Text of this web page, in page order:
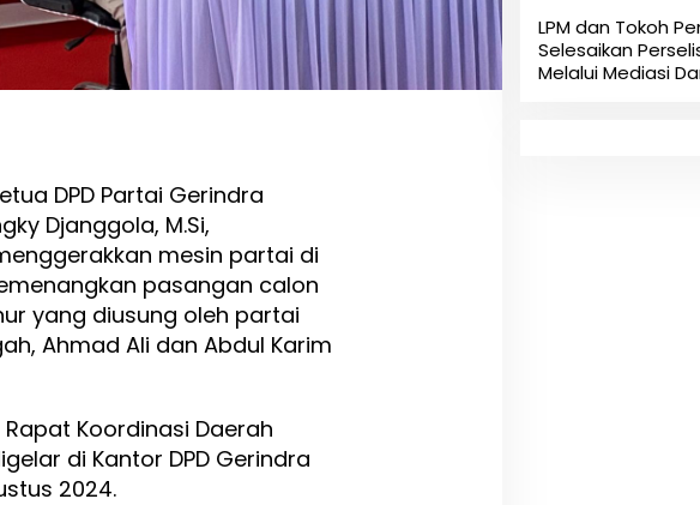
DPD Partai Gerindra
Djanggola, M.Si,
mesin partai di
pasangan calon
yang diusung oleh partai
Ahmad Ali dan Abdul Karim
Koordinasi Daerah
di Kantor DPD Gerindra
2024.
LPM dan Tokoh
Selesaikan
Melalui Mediasi